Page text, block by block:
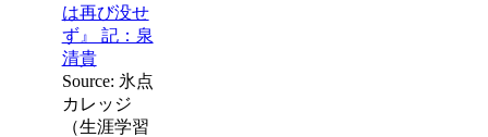
は再び没せ
ず』 記：泉
清貴
Source: 氷点
カレッジ
（生涯学習